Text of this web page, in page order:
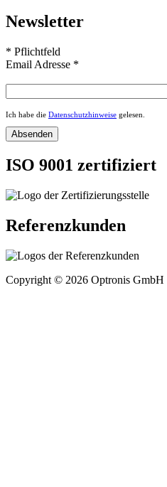
Newsletter
* Pflichtfeld
Email Adresse *
Ich habe die Datenschutzhinweise gelesen.
ISO 9001 zertifiziert
Referenzkunden
Copyright © 2026 Optronis GmbH